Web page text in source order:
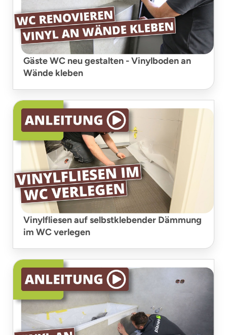
Gäste WC neu gestalten - Vinylboden an
Wände kleben
Vinylfliesen auf selbstklebender Dämmung
im WC verlegen